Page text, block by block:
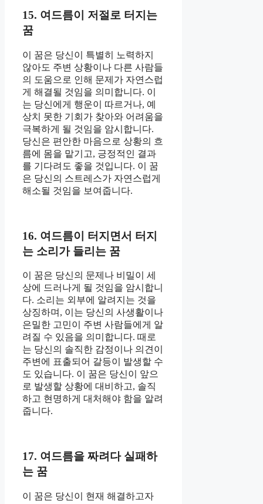
15. 여드름이 저절로 터지는
꿈
이 꿈은 당신이 특별히 노력하지
않아도 주변 상황이나 다른 사람들
의 도움으로 인해 문제가 자연스럽
게 해결될 것임을 의미합니다. 이
는 당신에게 행운이 따르거나, 예
상치 못한 기회가 찾아와 어려움을
극복하게 될 것임을 암시합니다.
당신은 편안한 마음으로 상황의 흐
름에 몸을 맡기고, 긍정적인 결과
를 기다려도 좋을 것입니다. 이 꿈
은 당신의 스트레스가 자연스럽게
해소될 것임을 보여줍니다.
16. 여드름이 터지면서 터지
는 소리가 들리는 꿈
이 꿈은 당신의 문제나 비밀이 세
상에 드러나게 될 것임을 암시합니
다. 소리는 외부에 알려지는 것을
상징하며, 이는 당신의 사생활이나
은밀한 고민이 주변 사람들에게 알
려질 수 있음을 의미합니다. 때로
는 당신의 솔직한 감정이나 의견이
주변에 표출되어 갈등이 발생할 수
도 있습니다. 이 꿈은 당신이 앞으
로 발생할 상황에 대비하고, 솔직
하고 현명하게 대처해야 함을 알려
줍니다.
17. 여드름을 짜려다 실패하
는 꿈
이 꿈은 당신이 현재 해결하고자